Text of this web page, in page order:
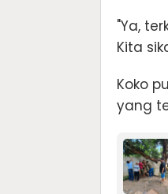
"Ya,
Kita
Koko
yang